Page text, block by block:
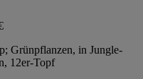
Grünpflanzen, in Jungle-
12er-Topf